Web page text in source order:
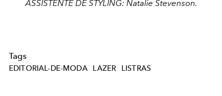
ASSISTENTE DE STYLING: Natalie Stevenson.
Tags
EDITORIAL-DE-MODA LAZER LISTRAS